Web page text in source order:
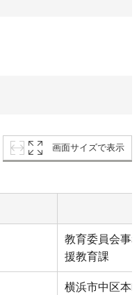
画面サイズで表示
教育委員会事
援教育課
横浜市中区本